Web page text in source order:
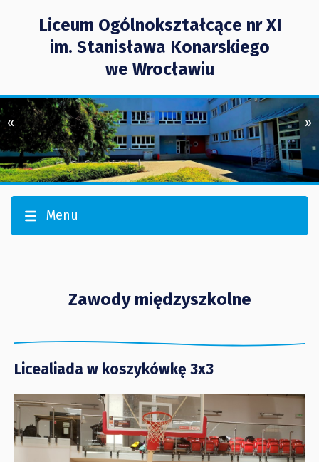
Liceum Ogólnokształcące nr XI
im. Stanisława Konarskiego
we Wrocławiu
« »
Menu
Zawody międzyszkolne
Licealiada w koszykówkę 3x3